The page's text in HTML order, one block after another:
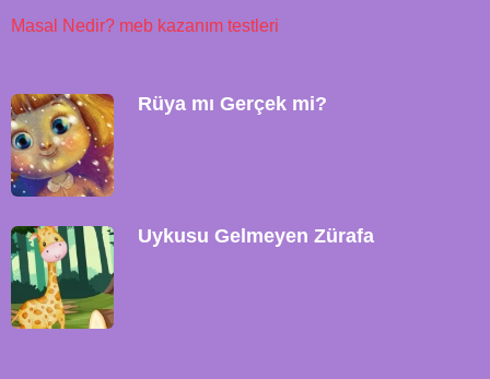
Masal Nedir? meb kazanım testleri
Rüya mı Gerçek mi?
Uykusu Gelmeyen Zürafa